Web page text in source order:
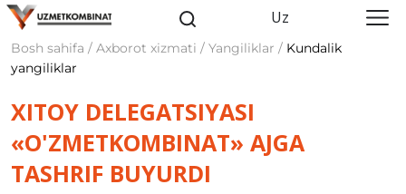
Uz
Bosh sahifa / Axborot xizmati / Yangiliklar / Kundalik
yangiliklar
XITOY DELEGATSIYASI
«O'ZMETKOMBINAT» AJGA
TASHRIF BUYURDI